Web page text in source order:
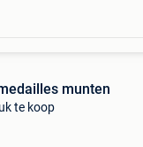
munten
te koop